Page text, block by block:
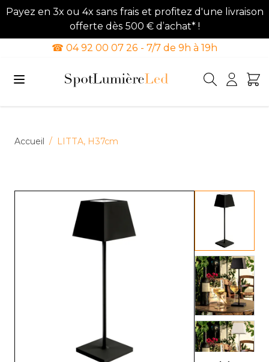
Payez en 3x ou 4x sans frais et profitez d'une livraison
offerte dès 500 € d’achat* !
☎ 04 92 00 07 26 - 7/7 de 9h à 19h
Accueil / LITTA, H37cm
View
View
View